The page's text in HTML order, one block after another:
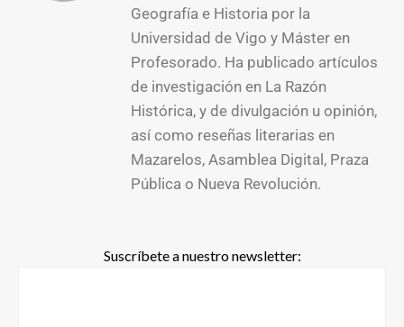
Geografía e Historia por la
Universidad de Vigo y Máster en
Profesorado. Ha publicado artículos
de investigación en La Razón
Histórica, y de divulgación u opinión,
así como reseñas literarias en
Mazarelos, Asamblea Digital, Praza
Pública o Nueva Revolución.
Suscríbete a nuestro newsletter: